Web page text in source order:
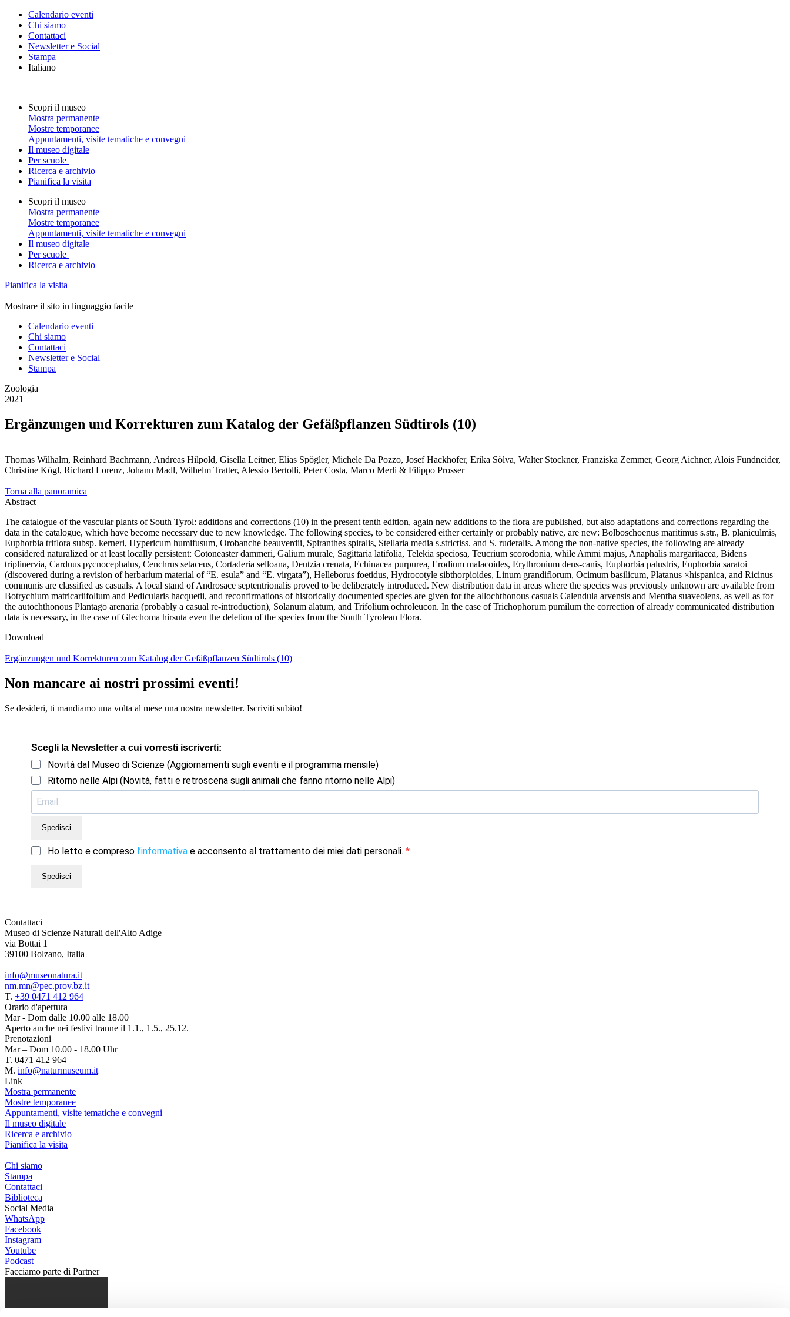
Calendario eventi
Chi siamo
Contattaci
Newsletter e Social
Stampa
Italiano
Scopri il museo
Mostra permanente
Mostre temporanee
Appuntamenti, visite tematiche e convegni
Il museo digitale
Per scuole
Ricerca e archivio
Pianifica la visita
Scopri il museo
Mostra permanente
Mostre temporanee
Appuntamenti, visite tematiche e convegni
Il museo digitale
Per scuole
Ricerca e archivio
Pianifica la visita
Mostrare il sito in linguaggio facile
Calendario eventi
Chi siamo
Contattaci
Newsletter e Social
Stampa
Zoologia
2021
Ergänzungen und Korrekturen zum Katalog der Gefäßpflanzen Südtirols (10)
Thomas Wilhalm, Reinhard Bachmann, Andreas Hilpold, Gisella Leitner, Elias Spögler, Michele Da Pozzo, Josef Hackhofer, Erika Sölva, Walter Stockner, Franziska Zemmer, Georg Aichner, Alois Fundneider,
Christine Kögl, Richard Lorenz, Johann Madl, Wilhelm Tratter, Alessio Bertolli, Peter Costa, Marco Merli & Filippo Prosser
Torna alla panoramica
Abstract
The catalogue of the vascular plants of South Tyrol: additions and corrections (10) in the present tenth edition, again new additions to the flora are published, but also adaptations and corrections regarding the
data in the catalogue, which have become necessary due to new knowledge. The following species, to be considered either certainly or probably native, are new: Bolboschoenus maritimus s.str., B. planiculmis,
Euphorbia triflora subsp. kerneri, Hypericum humifusum, Orobanche beauverdii, Spiranthes spiralis, Stellaria media s.strictiss. and S. ruderalis. Among the non-native species, the following are already
considered naturalized or at least locally persistent: Cotoneaster dammeri, Galium murale, Sagittaria latifolia, Telekia speciosa, Teucrium scorodonia, while Ammi majus, Anaphalis margaritacea, Bidens
triplinervia, Carduus pycnocephalus, Cenchrus setaceus, Cortaderia selloana, Deutzia crenata, Echinacea purpurea, Erodium malacoides, Erythronium dens-canis, Euphorbia palustris, Euphorbia saratoi
(discovered during a revision of herbarium material of “E. esula” and “E. virgata”), Helleborus foetidus, Hydrocotyle sibthorpioides, Linum grandiflorum, Ocimum basilicum, Platanus ×hispanica, and Ricinus
communis are classified as casuals. A local stand of Androsace septentrionalis proved to be deliberately introduced. New distribution data in areas where the species was previously unknown are available from
Botrychium matricariifolium and Pedicularis hacquetii, and reconfirmations of historically documented species are given for the allochthonous casuals Calendula arvensis and Mentha suaveolens, as well as for
the autochthonous Plantago arenaria (probably a casual re-introduction), Solanum alatum, and Trifolium ochroleucon. In the case of Trichophorum pumilum the correction of already communicated distribution
data is necessary, in the case of Glechoma hirsuta even the deletion of the species from the South Tyrolean Flora.
Download
Ergänzungen und Korrekturen zum Katalog der Gefäßpflanzen Südtirols (10)
Non mancare ai nostri prossimi eventi!
Se desideri, ti mandiamo una volta al mese una nostra newsletter. Iscriviti subito!
Scegli la Newsletter a cui vorresti iscriverti:
Novità dal Museo di Scienze (Aggiornamenti sugli eventi e il programma mensile)
Ritorno nelle Alpi (Novità, fatti e retroscena sugli animali che fanno ritorno nelle Alpi)
Spedisci
Ho letto e compreso l’informativa e acconsento al trattamento dei miei dati personali.
Spedisci
Contattaci
Museo di Scienze Naturali dell'Alto Adige
via Bottai 1
39100 Bolzano, Italia
info@museonatura.it
nm.mn@pec.prov.bz.it
T. +39 0471 412 964
Orario d'apertura
Mar - Dom dalle 10.00 alle 18.00
Aperto anche nei festivi tranne il 1.1., 1.5., 25.12.
Prenotazioni
Mar – Dom 10.00 - 18.00 Uhr
T. 0471 412 964
M. info@naturmuseum.it
Link
Mostra permanente
Mostre temporanee
Appuntamenti, visite tematiche e convegni
Il museo digitale
Ricerca e archivio
Pianifica la visita
Chi siamo
Stampa
Contattaci
Biblioteca
Social Media
WhatsApp
Facebook
Instagram
Youtube
Podcast
Facciamo parte di Partner